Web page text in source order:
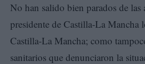
No han salido bien parados de las
presidente de Castilla-La Mancha
Castilla-La Mancha; como
sanitarios que denunciaron la